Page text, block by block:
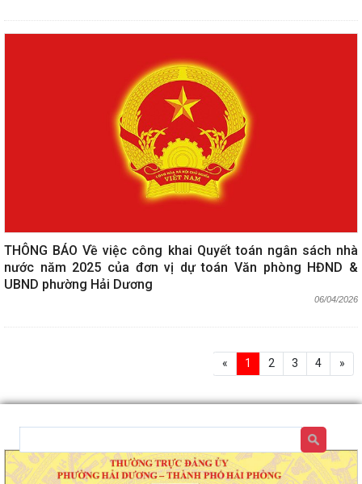
THÔNG BÁO Về việc công khai Quyết toán ngân sách nhà
nước năm 2025 của đơn vị dự toán Văn phòng HĐND &
UBND phường Hải Dương
06/04/2026
« 1 2 3 4 »